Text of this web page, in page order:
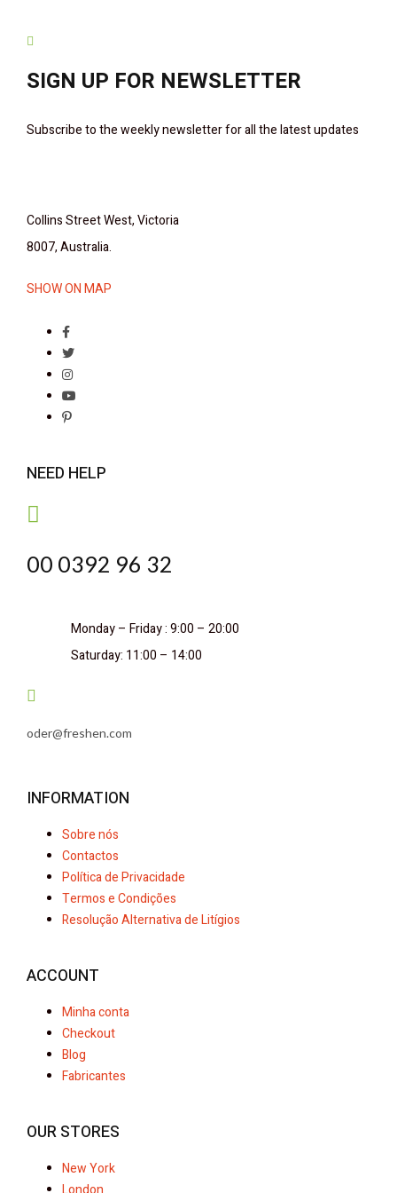
SIGN UP FOR NEWSLETTER
Subscribe to the weekly newsletter for all the latest updates
Collins Street West, Victoria
8007, Australia.
SHOW ON MAP
NEED HELP
00 0392 96 32
Monday – Friday : 9:00 – 20:00
Saturday: 11:00 – 14:00
oder@freshen.com
INFORMATION
Sobre nós
Contactos
Política de Privacidade
Termos e Condições
Resolução Alternativa de Litígios
ACCOUNT
Minha conta
Checkout
Blog
Fabricantes
OUR STORES
New York